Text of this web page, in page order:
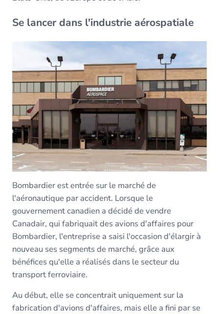
Se lancer dans l'industrie aérospatiale
Bombardier est entrée sur le marché de
l'aéronautique par accident. Lorsque le
gouvernement canadien a décidé de vendre
Canadair, qui fabriquait des avions d'affaires pour
Bombardier, l'entreprise a saisi l'occasion d'élargir à
nouveau ses segments de marché, grâce aux
bénéfices qu'elle a réalisés dans le secteur du
transport ferroviaire.
Au début, elle se concentrait uniquement sur la
fabrication d'avions d'affaires, mais elle a fini par se